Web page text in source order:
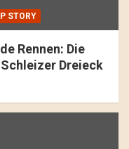
STORY
Rennen: Die
Dreieck